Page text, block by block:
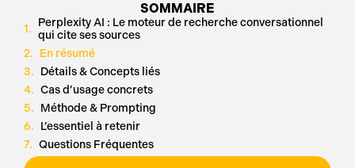
SOMMAIRE
Perplexity AI : Le moteur de recherche conversationnel
qui cite ses sources
En résumé
Détails & Concepts liés
Cas d’usage concrets
Méthode & Prompting
L’essentiel à retenir
Questions Fréquentes